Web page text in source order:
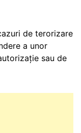
de terorizare
a unor
sau de